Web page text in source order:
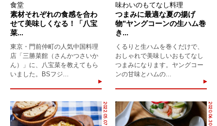
食堂
素材それぞれの食感を合わ
せて美味しくなる！「八宝
菜...
東京・門前仲町の人気中国料理
店「三勝菜館（さんかつさいか
ん）」に、八宝菜を教えてもら
いました。BSフジ...
味わいのもてなし料理
つまみに最適な夏の揚げ
物"ヤングコーンの生ハム巻
き...
くるりと生ハムを巻くだけで、
おしゃれで美味しいおもてなし
つまみになります。ヤングコー
ンの甘味とハムの...
2022.05.07 2020.06.30